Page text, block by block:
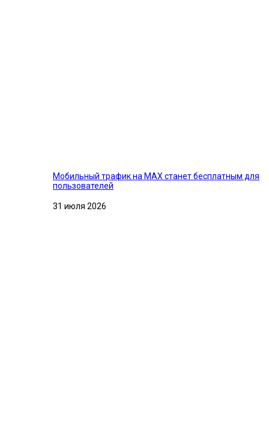
Мобильный трафик на MAX станет бесплатным для
пользователей
31 июля 2026